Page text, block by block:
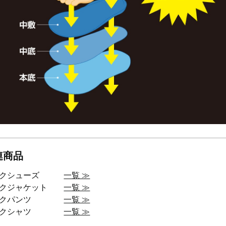
商品
クシューズ一覧 ≫
クジャケット一覧 ≫
クパンツ一覧 ≫
クシャツ一覧 ≫